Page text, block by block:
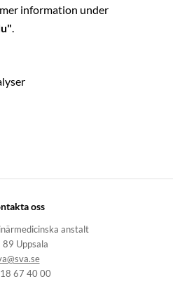
information under
.
oss
anstalt
Uppsala
67 40 00